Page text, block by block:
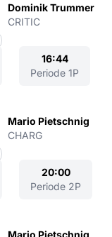
Dominik Trummer
CRITIC
16:44
Periode 1P
Mario Pietschnig
CHARG
20:00
Periode 2P
Mario Pietschnig